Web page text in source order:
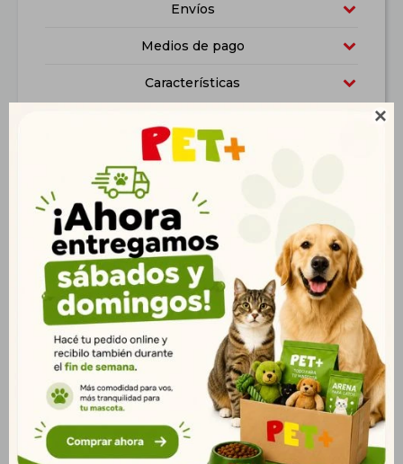

Envíos
Medios de pago
Características
Productos que te pueden interesar
Fresh Meat Perros
Control de Peso Peq.
Fresh Meat Perro
Senior Pequeño 10 Kg